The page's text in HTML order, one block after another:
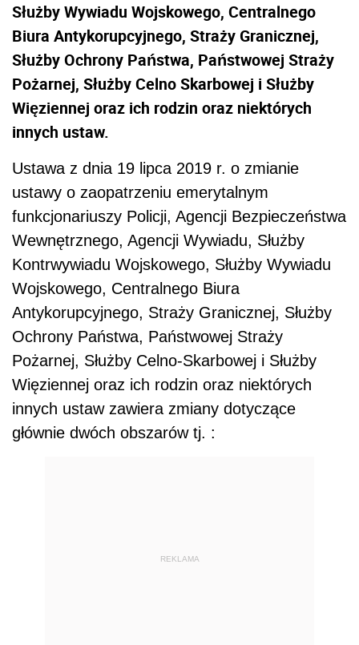
Służby Wywiadu Wojskowego, Centralnego
Biura Antykorupcyjnego, Straży Granicznej,
Służby Ochrony Państwa, Państwowej Straży
Pożarnej, Służby Celno Skarbowej i Służby
Więziennej oraz ich rodzin oraz niektórych
innych ustaw.
Ustawa z dnia 19 lipca 2019 r. o zmianie
ustawy o zaopatrzeniu emerytalnym
funkcjonariuszy Policji, Agencji Bezpieczeństwa
Wewnętrznego, Agencji Wywiadu, Służby
Kontrwywiadu Wojskowego, Służby Wywiadu
Wojskowego, Centralnego Biura
Antykorupcyjnego, Straży Granicznej, Służby
Ochrony Państwa, Państwowej Straży
Pożarnej, Służby Celno‑Skarbowej i Służby
Więziennej oraz ich rodzin oraz niektórych
innych ustaw zawiera zmiany dotyczące
głównie dwóch obszarów tj. :
REKLAMA